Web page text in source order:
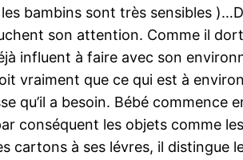
bambins sont très sensibles
son attention. Comme il
influent à faire avec son
vraiment que ce qui est à
qu’il a besoin. Bébé commence
conséquent les objets comme
cartons à ses lévres, il